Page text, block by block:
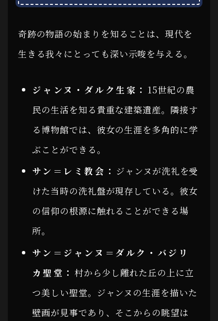
奇跡の物語の始まりを知ることは、現代を
生きる我々にとっても深い示唆を与える。
ジャンヌ・ダルク生家： 15世紀の農
民の生活を知る貴重な建築遺産。隣接す
る博物館では、彼女の生涯を多角的に学
ぶことができる。
サン＝レミ教会： ジャンヌが洗礼を受
けた当時の洗礼盤が現存している。彼女
の信仰の根源に触れることができる場
所。
サン＝ジャンヌ＝ダルク・バジリ
カ聖堂： 村から少し離れた丘の上に立
つ美しい聖堂。ジャンヌの生涯を描いた
壁画が見事であり、そこからの眺望は